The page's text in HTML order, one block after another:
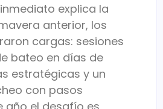
explica la
anterior, los
cargas: sesiones
bateo en días de
estratégicas y un
con pasos